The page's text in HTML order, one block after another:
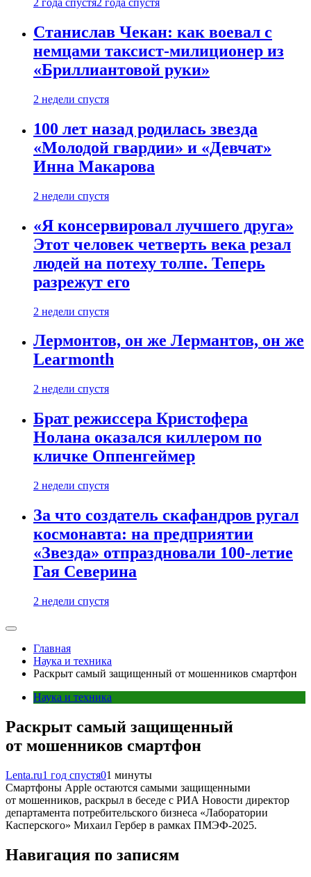
2 года спустя2 года спустя
Станислав Чекан: как воевал с
немцами таксист-милиционер из
«Бриллиантовой руки»
2 недели спустя
100 лет назад родилась звезда
«Молодой гвардии» и «Девчат»
Инна Макарова
2 недели спустя
«Я консервировал лучшего друга»
Этот человек четверть века резал
людей на потеху толпе. Теперь
разрежут его
2 недели спустя
Лермонтов, он же Лермантов, он же
Learmonth
2 недели спустя
Брат режиссера Кристофера
Нолана оказался киллером по
кличке Оппенгеймер
2 недели спустя
За что создатель скафандров ругал
космонавта: на предприятии
«Звезда» отпраздновали 100-летие
Гая Северина
2 недели спустя
Главная
Наука и техника
Раскрыт самый защищенный от мошенников смартфон
Наука и техника
Раскрыт самый защищенный
от мошенников смартфон
Lenta.ru1 год спустя01 минуты
Смартфоны Apple остаются самыми защищенными
от мошенников, раскрыл в беседе с РИА Новости директор
департамента потребительского бизнеса «Лаборатории
Касперского» Михаил Гербер в рамках ПМЭФ-2025.
Навигация по записям